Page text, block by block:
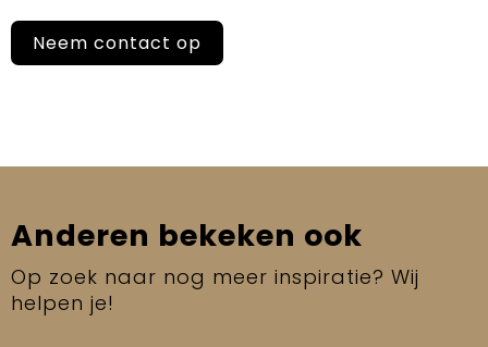
Neem contact op
Anderen bekeken ook
Op zoek naar nog meer inspiratie? Wij
helpen je!